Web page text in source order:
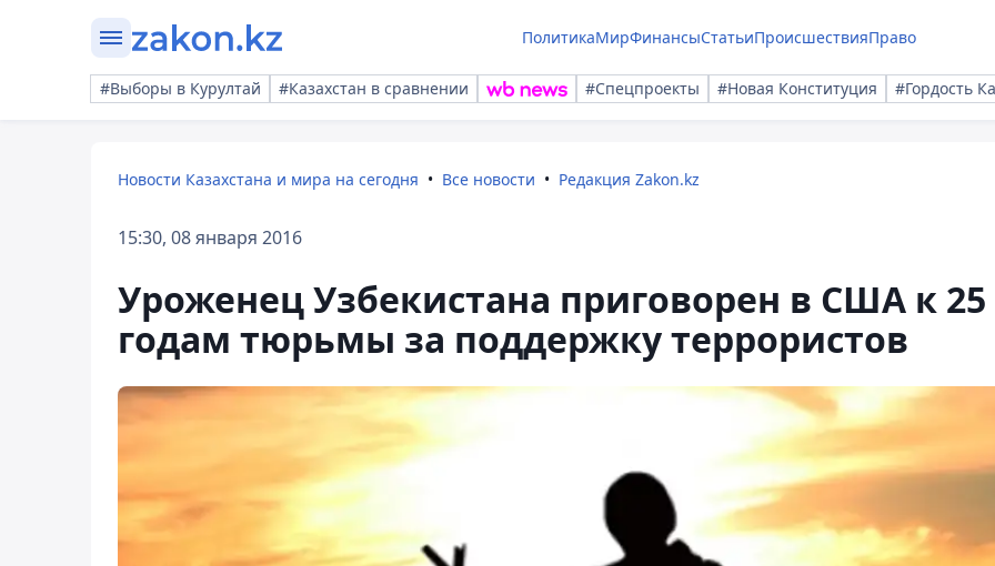
ПолитикаМирФинансыСтатьиПроисшествияПраво
#Выборы в Курултай #Казахстан в сравнении #Спецпроекты #Новая Конституция #Гордость
Новости Казахстана и мира на сегодня Все новости Редакция Zakon.kz
15:30, 08 января 2016
Уроженец Узбекистана приговорен в США к 25
годам тюрьмы за поддержку террористов